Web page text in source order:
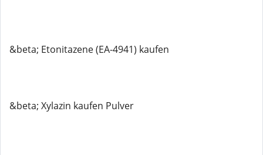
&beta; Etonitazene (EA-4941) kaufen
&beta; Xylazin kaufen Pulver